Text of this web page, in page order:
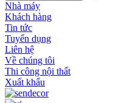
Nhà máy
Khách hàng
Tin tức
Tuyển dụng
Liên hệ
Về chúng tôi
Thi công nội thất
Xuất khẩu